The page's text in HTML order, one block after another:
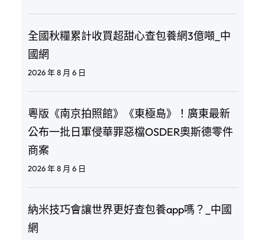
全國秋糧累計收買超甜心查包養網3億噸_中
國網
2026 年 8 月 6 日
粵版《南京拍照館》《東極島》！廣東最新
公布一批日軍侵華罪惡檔OSDER奧斯德零件
商案
2026 年 8 月 6 日
納米技巧會讓世界更好查包養app嗎？_中國
網